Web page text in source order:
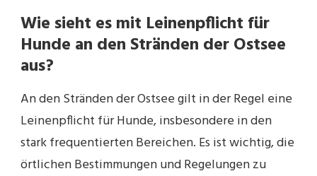
Wie sieht es mit Leinenpflicht für
Hunde an den Stränden der Ostsee
aus?
An den Stränden der Ostsee gilt in der Regel eine
Leinenpflicht für Hunde, insbesondere in den
stark frequentierten Bereichen. Es ist wichtig, die
örtlichen Bestimmungen und Regelungen zu